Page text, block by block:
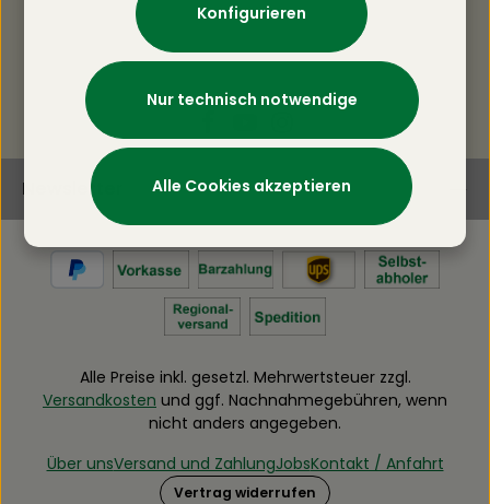
Newsletter
Alle Preise inkl. gesetzl. Mehrwertsteuer zzgl.
Versandkosten und ggf. Nachnahmegebühren, wenn
nicht anders angegeben.
Über unsVersand und ZahlungJobsKontakt / Anfahrt
Vertrag widerrufen
Nur technisch notwendige
Konfigurieren
Alle Cookies akzeptieren